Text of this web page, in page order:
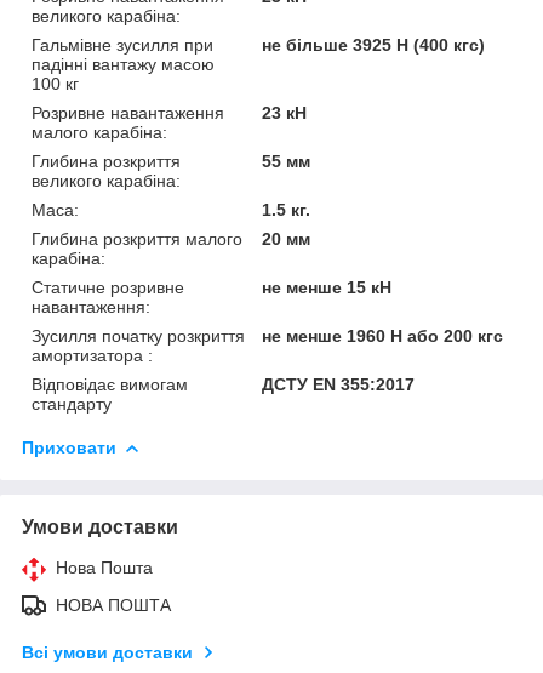
великого карабіна:
Гальмівне зусилля при
падінні вантажу масою
100 кг
не більше 3925 Н (400 кгс)
Розривне навантаження
малого карабіна:
23 кН
Глибина розкриття
великого карабіна:
55 мм
Маса:
1.5 кг.
Глибина розкриття малого
карабіна:
20 мм
Статичне розривне
навантаження:
не менше 15 кН
Зусилля початку розкриття
амортизатора :
не менше 1960 Н або 200 кгс
Відповідає вимогам
стандарту
ДСТУ EN 355:2017
Приховати
Умови доставки
Нова Пошта
НОВА ПОШТА
Всі умови доставки